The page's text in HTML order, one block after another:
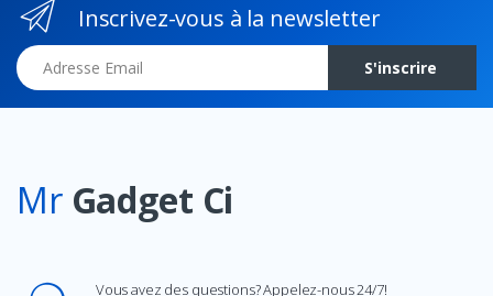
Inscrivez-vous à la newsletter
Adresse Email
S'inscrire
Mr Gadget Ci
Vous avez des questions? Appelez-nous 24/7!